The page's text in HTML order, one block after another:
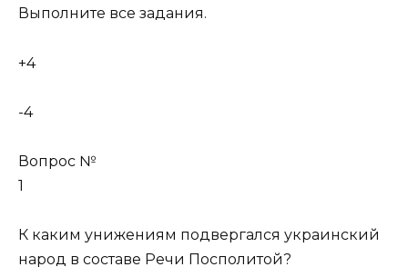
Выполните все задания.
+4
-4
Вопрос №
1
К каким унижениям подвергался украинский
народ в составе Речи Посполитой?